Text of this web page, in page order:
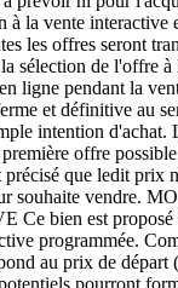
à la vente interactive
les offres seront
sélection de l'offre
ligne pendant la
et définitive au
intention d'achat.
offre
que ledit prix
souhaite vendre.
bien est proposé
programmée.
au prix de départ